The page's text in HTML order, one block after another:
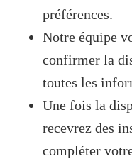
préférences.
Notre équipe
confirmer la
toutes les
Une fois la
recevrez des
compléter